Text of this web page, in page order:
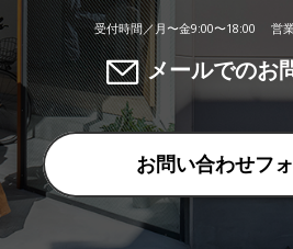
受付時間／月〜金9:00〜18:00 営
メールでのお
お問い合わせフ